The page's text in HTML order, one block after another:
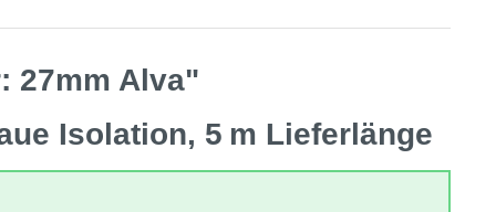
27mm Alva"
Isolation, 5 m Lieferlänge